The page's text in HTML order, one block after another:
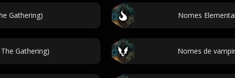
Gathering) Nomes
Gathering) Nomes de